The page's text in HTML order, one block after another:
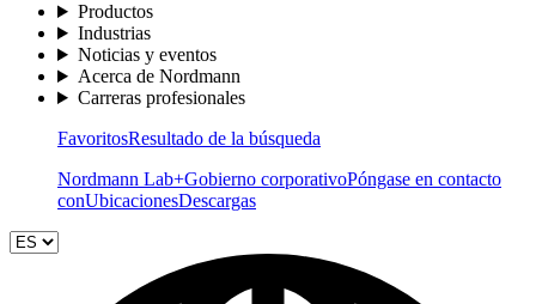
Productos
Industrias
Noticias y eventos
Acerca de Nordmann
Carreras profesionales
FavoritosResultado de la búsqueda
Nordmann Lab+Gobierno corporativoPóngase en contacto
conUbicacionesDescargas